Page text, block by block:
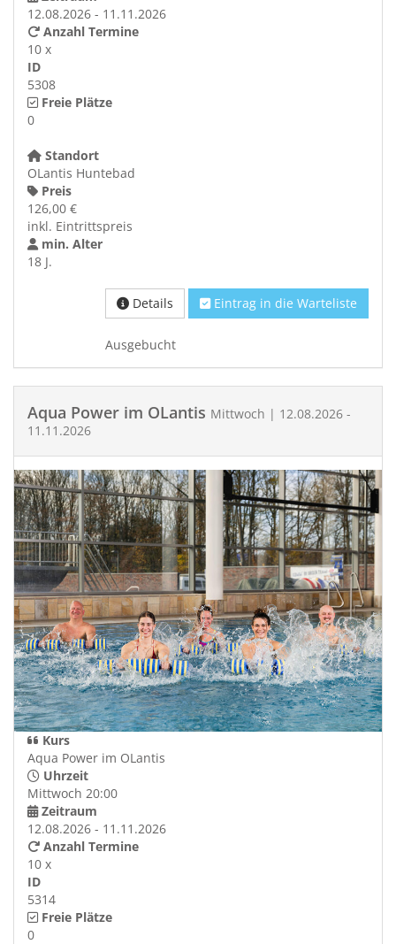
12.08.2026 - 11.11.2026
Anzahl Termine
10 x
ID
5308
Freie Plätze
0
Standort
OLantis Huntebad
Preis
126,00 €
inkl. Eintrittspreis
min. Alter
18 J.
Details Eintrag in die Warteliste
Ausgebucht
Aqua Power im OLantis Mittwoch | 12.08.2026 -
11.11.2026
Kurs
Aqua Power im OLantis
Uhrzeit
Mittwoch 20:00
Zeitraum
12.08.2026 - 11.11.2026
Anzahl Termine
10 x
ID
5314
Freie Plätze
0